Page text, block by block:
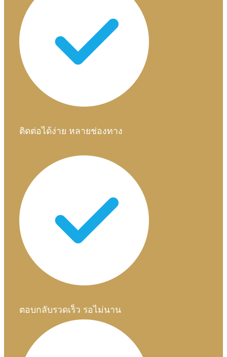
ติดต่อได้ง่าย หลายช่องทาง
ตอบกลับรวดเร็ว รอไม่นาน